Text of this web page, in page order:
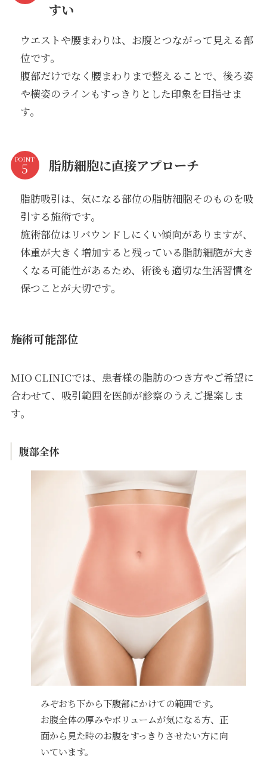
すい
ウエストや腰まわりは、お腹とつながって見える部
位です。
腹部だけでなく腰まわりまで整えることで、後ろ姿
や横姿のラインもすっきりとした印象を目指せま
す。
POINT 脂肪細胞に直接アプローチ
脂肪吸引は、気になる部位の脂肪細胞そのものを吸
引する施術です。
施術部位はリバウンドしにくい傾向がありますが、
体重が大きく増加すると残っている脂肪細胞が大き
くなる可能性があるため、術後も適切な生活習慣を
保つことが大切です。
施術可能部位
MIO CLINICでは、患者様の脂肪のつき方やご希望に
合わせて、吸引範囲を医師が診察のうえご提案しま
す。
腹部全体
みぞおち下から下腹部にかけての範囲です。
お腹全体の厚みやボリュームが気になる方、正
面から見た時のお腹をすっきりさせたい方に向
いています。